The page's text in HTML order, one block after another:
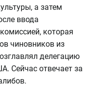
а затем
ввода
которая
чиновников из
делегацию
Сейчас отвечает за